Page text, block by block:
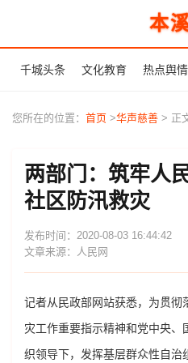
本
千城头条 文化教育 热点舆情
您所在的位置： 首页 >华声慈善 > 正
两部门：筑牢人
社区防汛救灾
发布时间：2020-08-03 16:44:42
文章来源：人民网
记者从民政部网站获悉，为贯彻
灾工作重要指示精神和党中央、
织领导下，发挥基层群众性自治